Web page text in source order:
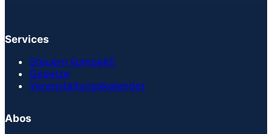
Services
Steuern kompakt!
Gesetze
Veranstaltungskalender
Abos